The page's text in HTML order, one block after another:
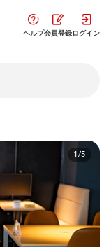
ヘルプ会員登録ログイン
1/5